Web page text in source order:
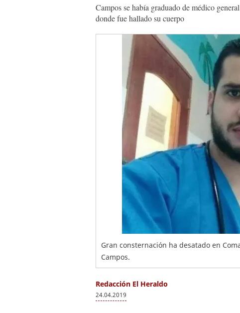
Campos se había graduado de médico
donde fue hallado su cuerpo
Gran consternación ha desatado en
Campos.
Redacción El Heraldo
24.04.2019